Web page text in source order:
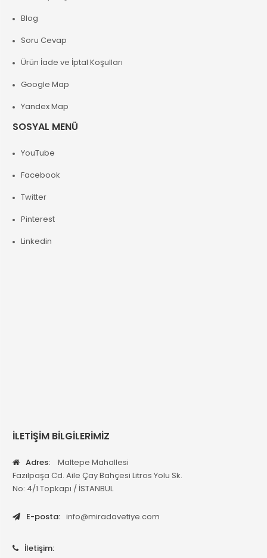
Blog
Soru Cevap
Ürün İade ve İptal Koşulları
Google Map
Yandex Map
SOSYAL MENÜ
YouTube
Facebook
Twitter
Pinterest
Linkedin
İLETİŞİM BİLGİLERİMİZ
Adres:
Maltepe Mahallesi
Fazılpaşa Cd. Aile Çay Bahçesi Litros Yolu Sk.
No: 4/1 Topkapı / İSTANBUL
E-posta: info@miradavetiye.com
İletişim: